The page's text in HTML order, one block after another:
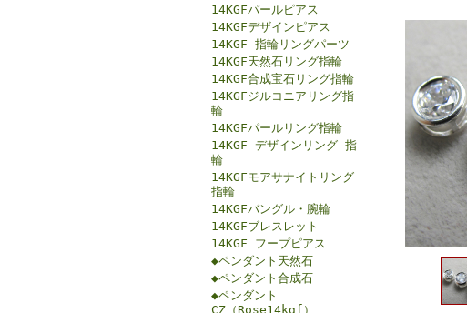
14KGFパールピアス
14KGFデザインピアス
14KGF 指輪リングパーツ
14KGF天然石リング指輪
14KGF合成宝石リング指輪
14KGFジルコニアリング指
輪
14KGFパールリング指輪
14KGF デザインリング 指
輪
14KGFモアサナイトリング
指輪
14KGFバングル・腕輪
14KGFブレスレット
14KGF フープピアス
◆ペンダント天然石
◆ペンダント合成石
◆ペンダント
CZ（Rose14kgf）